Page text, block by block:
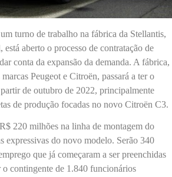
turno de trabalho na fábrica da Stellantis,
aberto o processo de contratação de
conta da expansão da demanda. A fábrica,
Peugeot e Citroën, passará a ter o
de outubro de 2022, principalmente
de produção focadas no novo Citroën C3.
220 milhões na linha de montagem do
expressivas do novo modelo. Serão 340
que já começaram a ser preenchidas
contingente de 1.840 funcionários